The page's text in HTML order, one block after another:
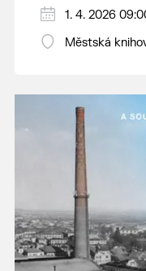
se na naši zemi
jemným
nám samotným
Otevírací doba
9 do 12 a od 13
1. 4. 2026
Městská